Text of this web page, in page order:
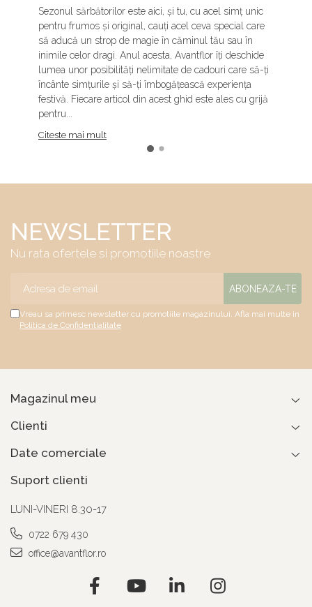
Sezonul sărbătorilor este aici, și tu, cu acel simț unic
pentru frumos și original, cauți acel ceva special care
să aducă un strop de magie în căminul tău sau în
inimile celor dragi. Anul acesta, Avantflor îți deschide
lumea unor posibilități nelimitate de cadouri care să-ți
încânte simțurile și să-ți îmbogățească experiența
festivă. Fiecare articol din acest ghid este ales cu grijă
pentru...
Citeste mai mult
NEWSLETTER
Nu rata ofertele si promotiile noastre
Vreau sa primesc newsletter cu promotiile magazinului. Afla mai multe in
Politica de Confidentialitate
Magazinul meu
Clienti
Date comerciale
Suport clienti
LUNI-VINERI 8.30-17
0722 679 430
office@avantflor.ro